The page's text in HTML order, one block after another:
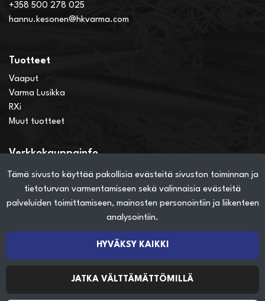
Tämä sivusto käyttää pakollisia evästeitä sivuston toiminnan ja
tietoturvan varmentamiseen sekä valinnaisia evästeitä
palveluiden toimittamiseen, mainosten personointiin ja liikenteen
analysointiin.
HYVÄKSY KAIKKI
JATKA VÄLTTÄMÄTTÖMILLÄ
+358 500 278 025
hannu.kesonen@hkvarma.com
Tuotteet
Vaaput
Varma Lusikka
RXi
Muut tuotteet
Verkkokauppainfo
Näin teet ostoksia verkkokaupassa
Sopimusehdot
Toimitustavat